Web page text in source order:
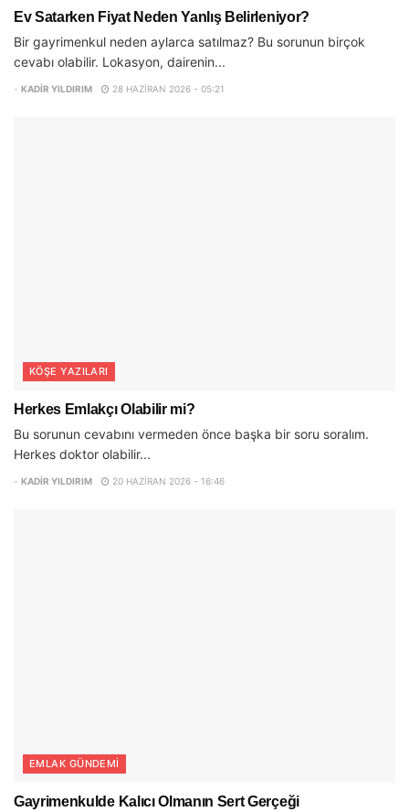
Ev Satarken Fiyat Neden Yanlış Belirleniyor?
Bir gayrimenkul neden aylarca satılmaz? Bu sorunun birçok
cevabı olabilir. Lokasyon, dairenin...
- KADIR YILDIRIM 28 HAZIRAN 2026 - 05:21
KÖŞE YAZILARI
Herkes Emlakçı Olabilir mi?
Bu sorunun cevabını vermeden önce başka bir soru soralım.
Herkes doktor olabilir...
- KADIR YILDIRIM 20 HAZIRAN 2026 - 16:46
EMLAK GÜNDEMI
Gayrimenkulde Kalıcı Olmanın Sert Gerçeği